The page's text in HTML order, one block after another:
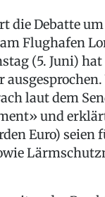
die Debatte
Flughafen
(5. Juni)
laut dem
und
Euro) seien